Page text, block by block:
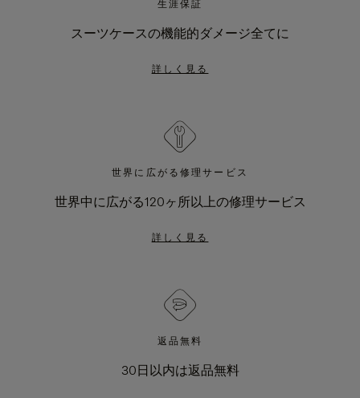
生涯保証
スーツケースの機能的ダメージ全てに
詳しく見る
世界に広がる修理サービス
世界中に広がる120ヶ所以上の修理サービス
詳しく見る
返品無料
30日以内は返品無料